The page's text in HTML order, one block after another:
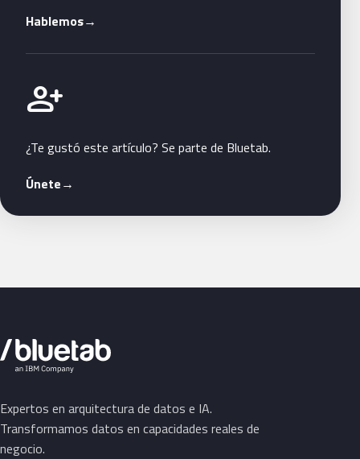
Hablemos→
person_add
Únete a Bluetab
¿Te gustó este artículo? Se parte de Bluetab.
Únete→
Expertos en arquitectura de datos e IA.
Transformamos datos en capacidades reales de
negocio.